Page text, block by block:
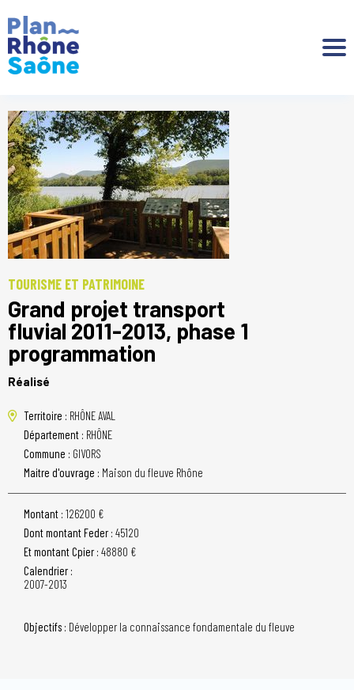
TOURISME ET PATRIMOINE
Grand projet transport
fluvial 2011-2013, phase 1
programmation
Réalisé
Territoire : RHÔNE AVAL
Département : RHÔNE
Commune : GIVORS
Maitre d'ouvrage : Maison du fleuve Rhône
Montant : 126200 €
Dont montant Feder : 45120
Et montant Cpier : 48880 €
Calendrier :
2007-2013
Objectifs : Développer la connaissance fondamentale du fleuve